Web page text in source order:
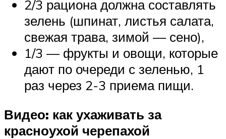
2/3 рациона должна составлять
зелень (шпинат, листья салата,
свежая трава, зимой — сено),
1/3 — фрукты и овощи, которые
дают по очереди с зеленью, 1
раз через 2-3 приема пищи.
Видео: как ухаживать за
красноухой черепахой